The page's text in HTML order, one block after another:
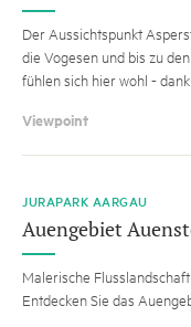
Der Aussichtspunkt
die Vogesen und bis zu
fühlen sich hier wohl -
Viewpoint
JURAPARK AARGAU
Auengebiet
Malerische
Entdecken Sie das